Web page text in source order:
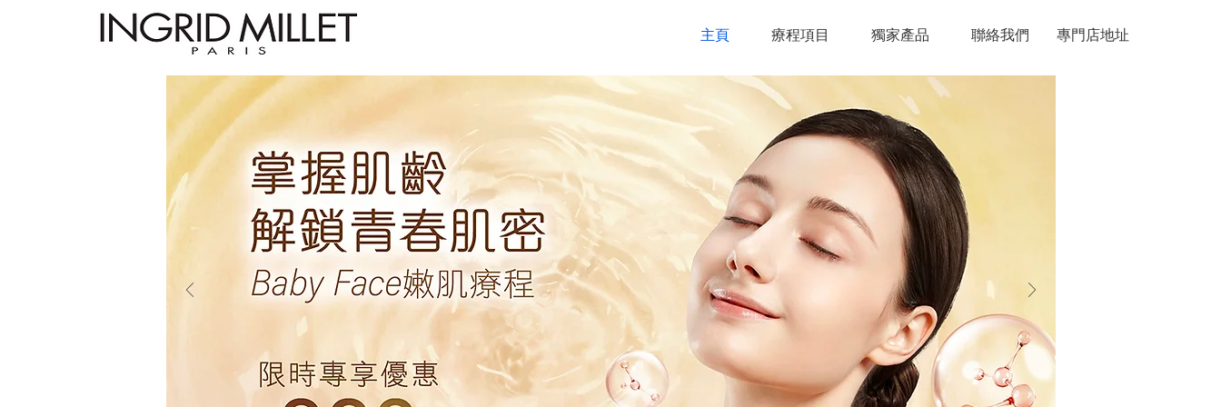
主頁 療程項目 獨家產品 聯絡我們 專門店地址